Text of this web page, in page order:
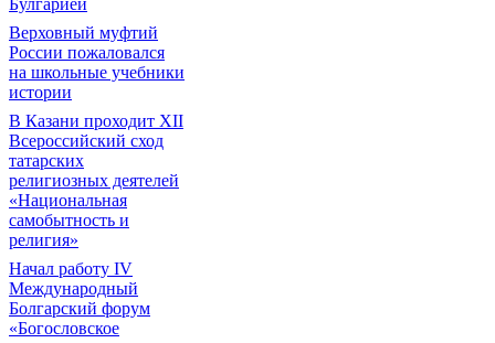
Булгарией
Верховный муфтий
России пожаловался
на школьные учебники
истории
В Казани проходит XII
Всероссийский сход
татарских
религиозных деятелей
«Национальная
самобытность и
религия»
Начал работу IV
Международный
Болгарский форум
«Богословское